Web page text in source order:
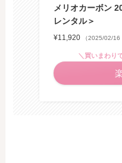
メリオカーボン
レンタル＞
¥11,920 （2025/02/
＼買いまわり